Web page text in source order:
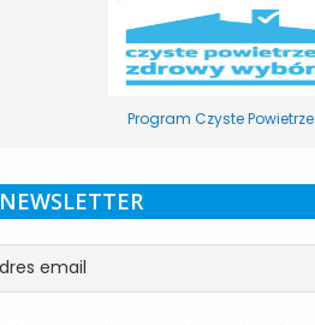
Program Czyste Powietrze
NEWSLETTER